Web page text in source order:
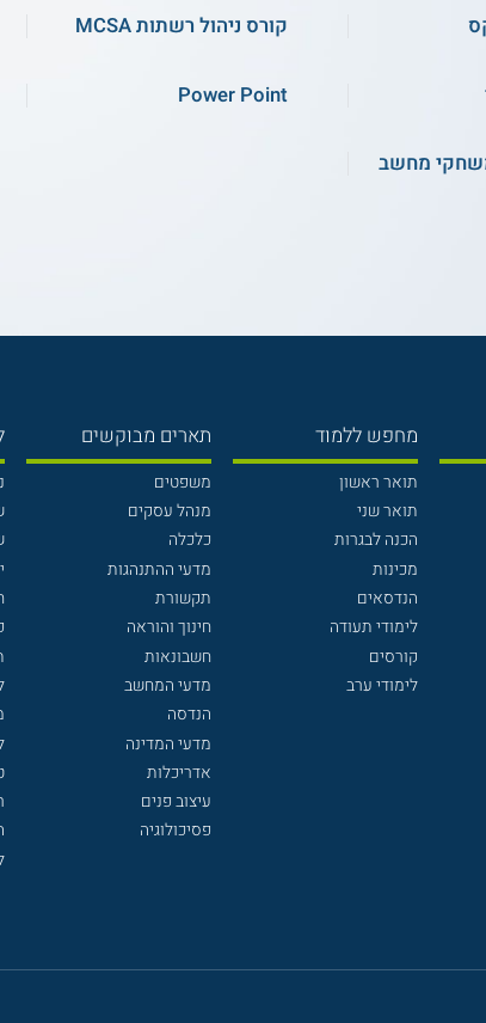
קורס ניהול רשתות MCSA
Power Point
מחשב
מחפש ללמוד
תואר ראשון
תואר שני
הכנה לבגרות
מכינות
הנדסאים
לימודי תעודה
קורסים
לימודי ערב
תארים מבוקשים
משפטים
מנהל עסקים
כלכלה
מדעי ההתנהגות
תקשורת
חינוך והוראה
חשבונאות
מדעי המחשב
הנדסה
מדעי המדינה
אדריכלות
עיצוב פנים
פסיכולוגיה